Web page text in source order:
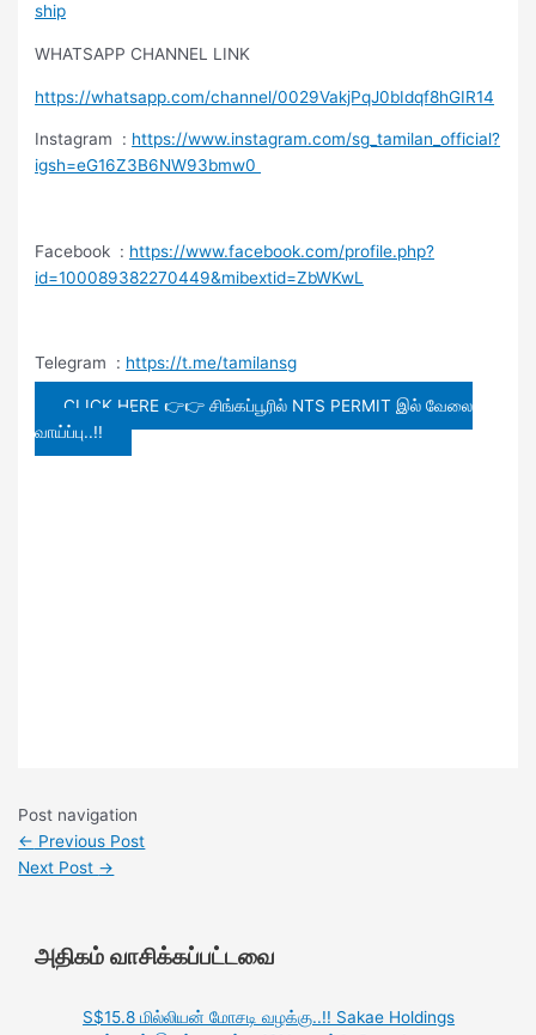
ship
WHATSAPP CHANNEL LINK
https://whatsapp.com/channel/0029VakjPqJ0bIdqf8hGIR14
Instagram : https://www.instagram.com/sg_tamilan_official?
igsh=eG16Z3B6NW93bmw0
Facebook : https://www.facebook.com/profile.php?
id=100089382270449&mibextid=ZbWKwL
Telegram : https://t.me/tamilansg
CLICK HERE 👉👉 சிங்கப்பூரில் NTS PERMIT இல் வேலை
வாய்ப்பு..!!
Post navigation
← Previous Post
Next Post →
அதிகம் வாசிக்கப்பட்டவை
S$15.8 மில்லியன் மோசடி வழக்கு..!! Sakae Holdings